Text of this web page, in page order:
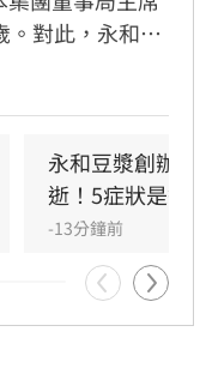
。對此，永和資
林炳生昨（7）
永和豆漿創辦
逝！5症狀是警
-13分鐘前